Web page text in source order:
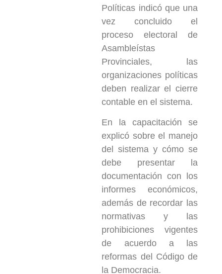
Políticas indicó que una
vez concluido el
proceso electoral de
Asambleístas
Provinciales, las
organizaciones políticas
deben realizar el cierre
contable en el sistema.
En la capacitación se
explicó sobre el manejo
del sistema y cómo se
debe presentar la
documentación con los
informes económicos,
además de recordar las
normativas y las
prohibiciones vigentes
de acuerdo a las
reformas del Código de
la Democracia.